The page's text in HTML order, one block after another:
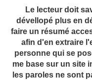
Le lecteur doit
dévellopé plus en
faire un résumé
afin d'en extraire
personne qui se
me base sur un site
les paroles ne sont